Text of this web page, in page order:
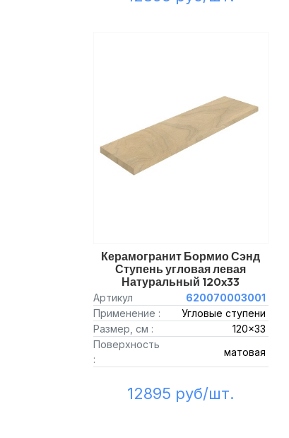
Керамогранит Бормио Сэнд
Ступень угловая левая
Натуральный 120x33
Артикул
620070003001
Применение :
Угловые ступени
Размер, см :
120x33
Поверхность
:
матовая
12895 руб/шт.